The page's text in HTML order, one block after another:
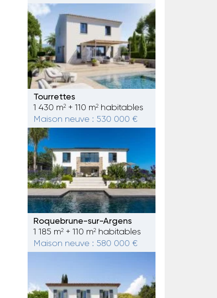
Tourrettes
1 430 m2 + 110 m2
habitables
Maison neuve : 530 000 €
Roquebrune-sur-Argens
1 185 m2 + 110 m2
habitables
Maison neuve : 580 000 €